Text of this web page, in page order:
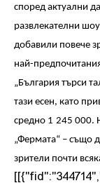
според актуални
развлекателни
добавили повече
най-
„България търси
тази есен, като
средно 1 245 000.
„Фермата“ – също
зрители почти